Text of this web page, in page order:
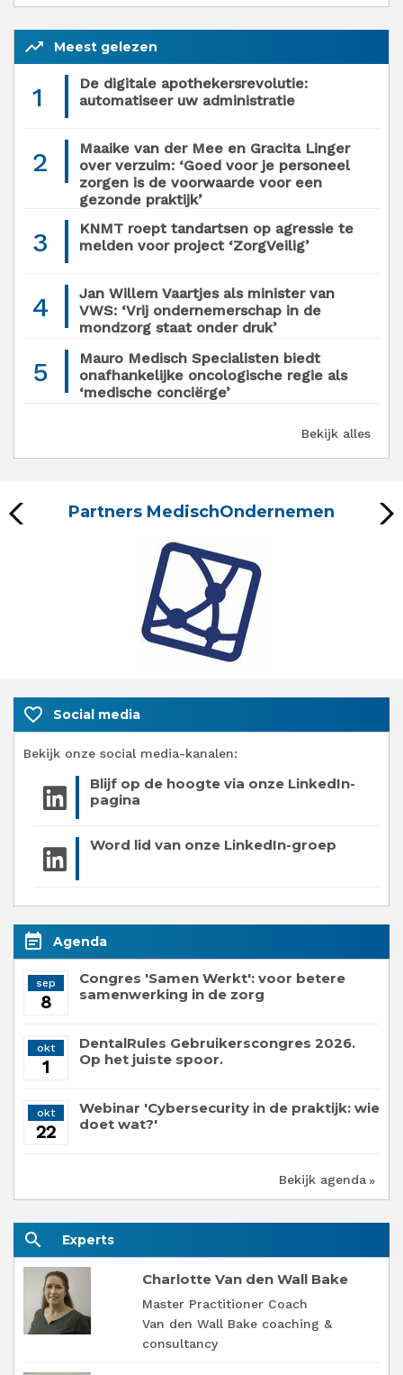
trending_up Meest gelezen
1
De digitale apothekersrevolutie:
automatiseer uw administratie
2
Maaike van der Mee en Gracita Linger
over verzuim: ‘Goed voor je personeel
zorgen is de voorwaarde voor een
gezonde praktijk’
3
KNMT roept tandartsen op agressie te
melden voor project ‘ZorgVeilig’
4
Jan Willem Vaartjes als minister van
VWS: ‘Vrij ondernemerschap in de
mondzorg staat onder druk’
5
Mauro Medisch Specialisten biedt
onafhankelijke oncologische regie als
‘medische conciërge’
Bekijk alles
Partners MedischOndernemen
favorite_border Social media
Bekijk onze social media-kanalen:
Blijf op de hoogte via onze LinkedIn-
pagina
Word lid van onze LinkedIn-groep
event_note Agenda
sep
8
Congres 'Samen Werkt': voor betere
samenwerking in de zorg
okt
1
DentalRules Gebruikerscongres 2026.
Op het juiste spoor.
okt
22
Webinar 'Cybersecurity in de praktijk: wie
doet wat?'
Bekijk agenda
search Experts
Charlotte Van den Wall Bake
Master Practitioner Coach
Van den Wall Bake coaching &
consultancy